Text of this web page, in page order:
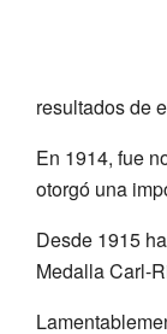
resultados de
En 1914, fue
otorgó una
Desde 1915
Medalla Carl-